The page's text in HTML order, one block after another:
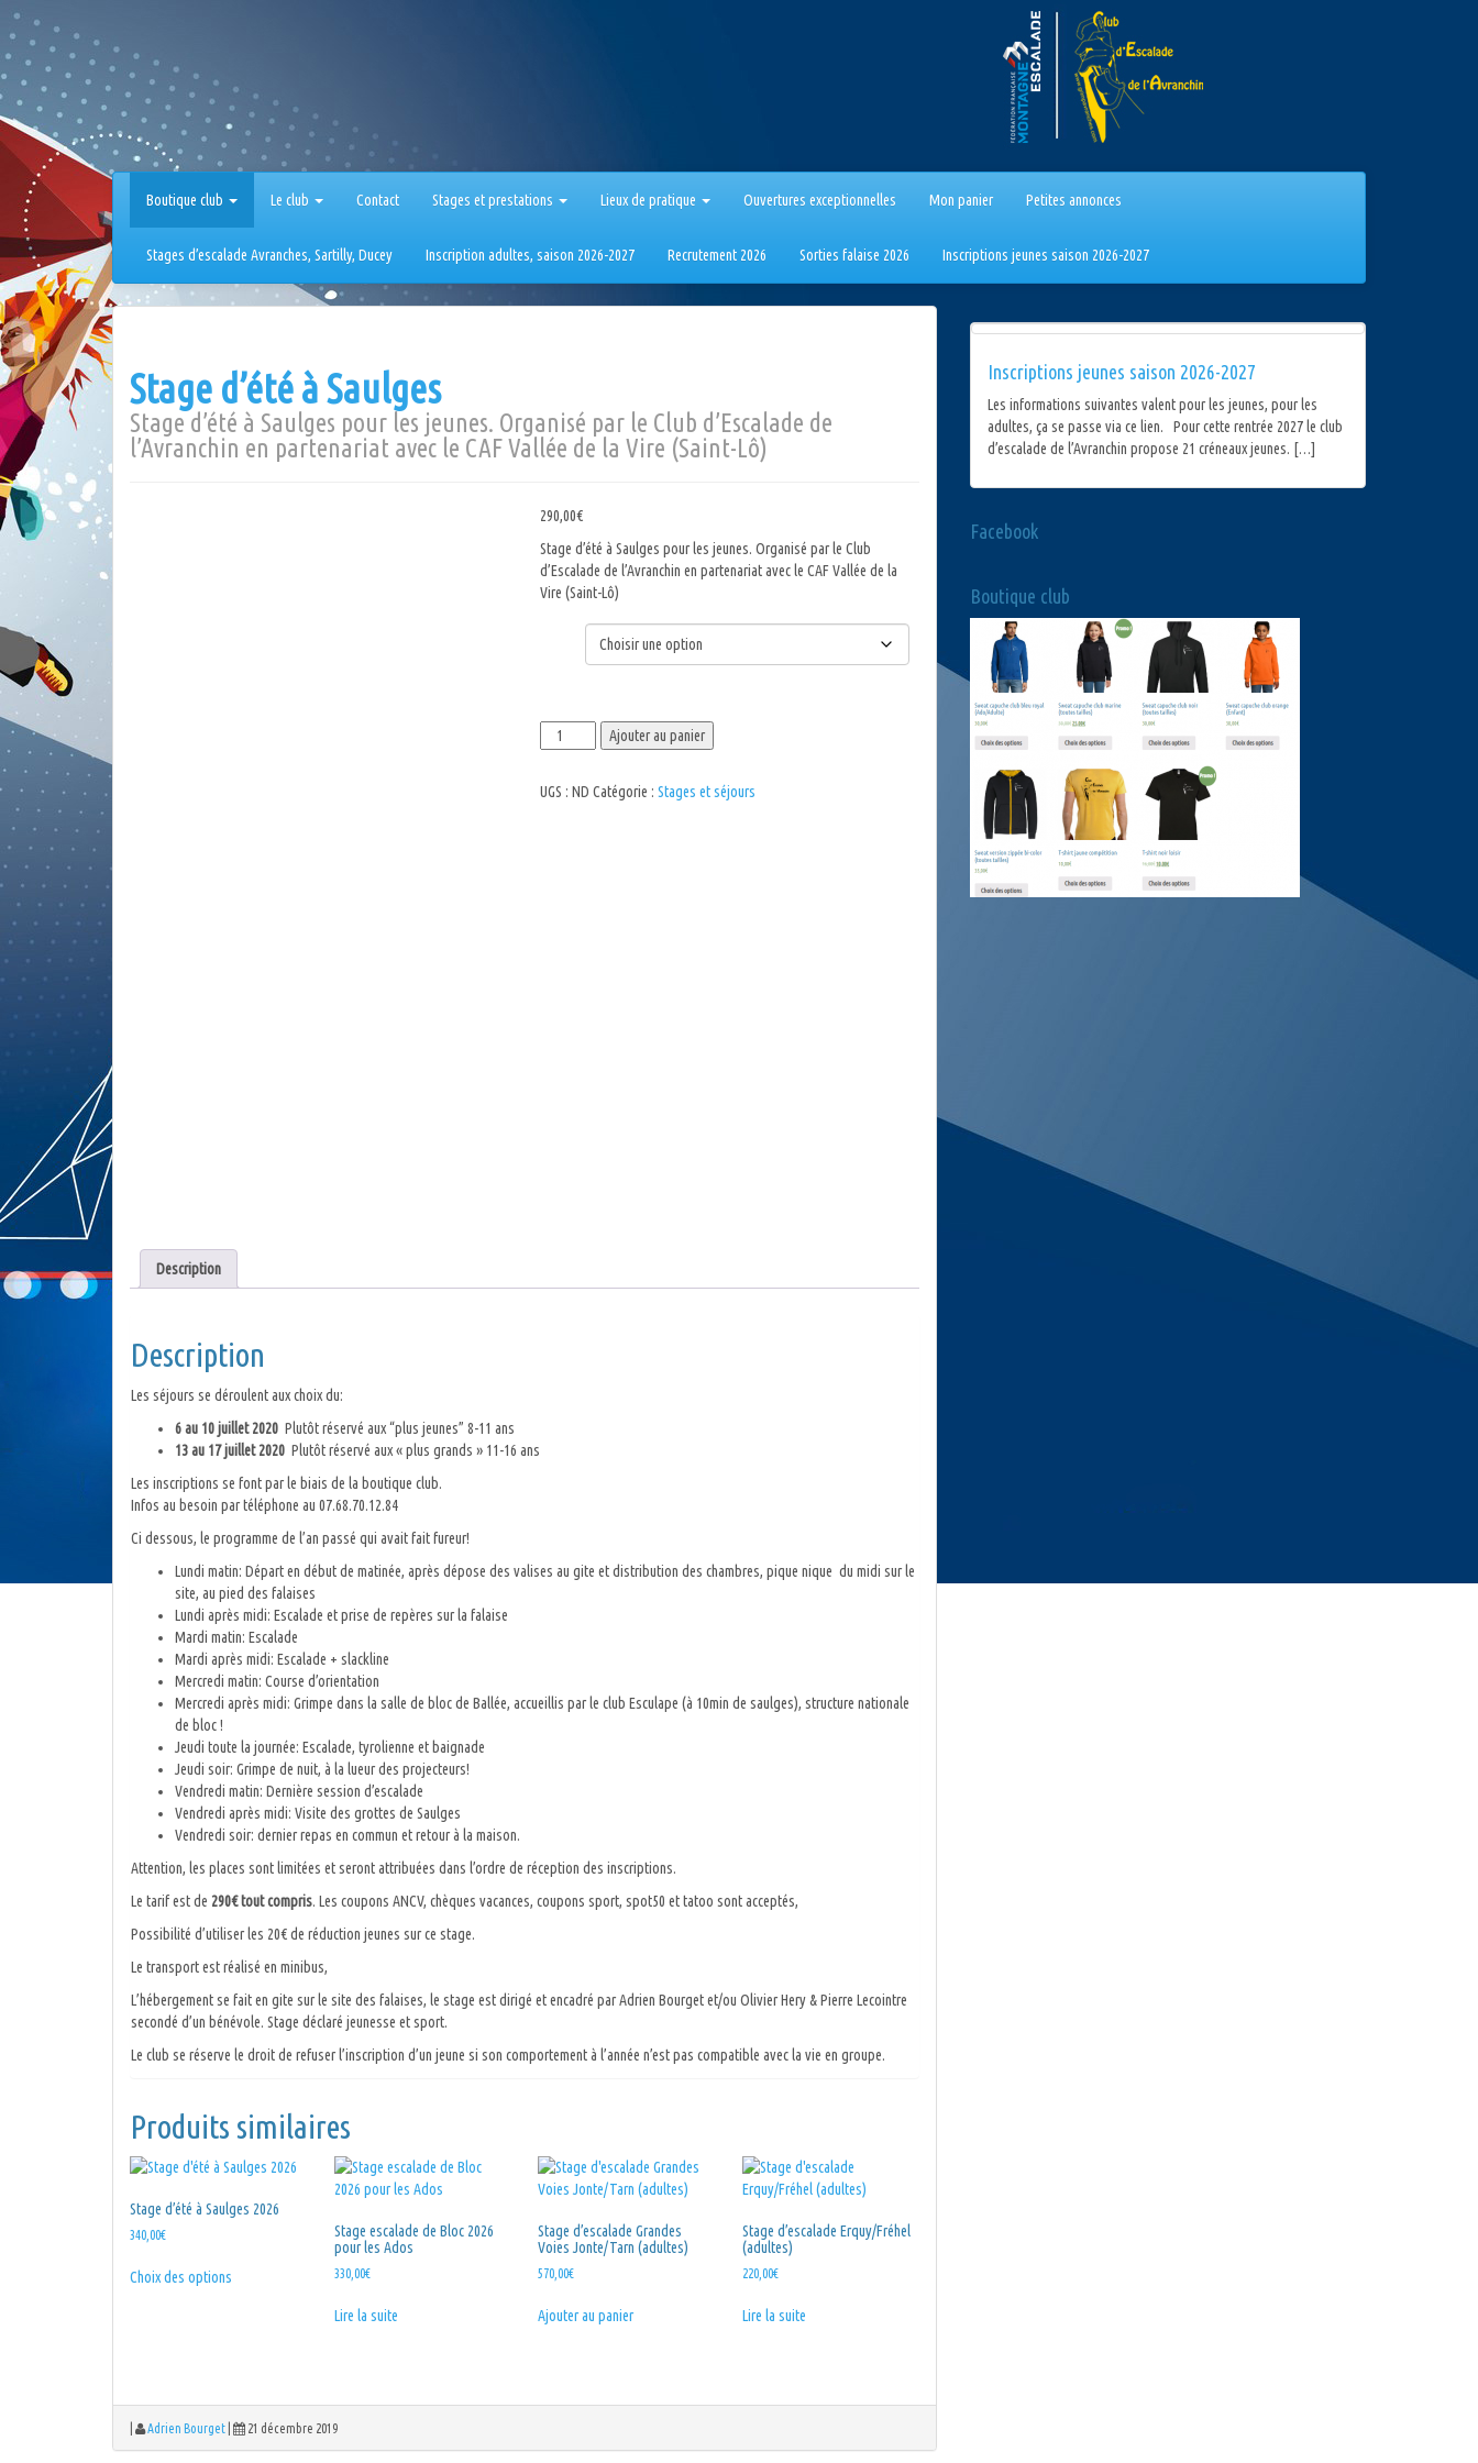
Aller
au
contenu
Boutique club Le club Contact Stages et prestations Lieux de pratique Ouvertures exceptionnelles Mon panier Petites annonces
Stages d’escalade Avranches, Sartilly, Ducey Inscription adultes, saison 2026-2027 Recrutement 2026 Sorties falaise 2026 Inscriptions jeunes saison 2026-2027
Stage d’été à Saulges
Stage d’été à Saulges pour les jeunes. Organisé par le Club d’Escalade de
l’Avranchin en partenariat avec le CAF Vallée de la Vire (Saint-Lô)
290,00€
Stage d’été à Saulges pour les jeunes. Organisé par le Club
d’Escalade de l’Avranchin en partenariat avec le CAF Vallée de la
Vire (Saint-Lô)
quantité
de
d'été
Ajouter au panier
UGS :ND Catégorie :Stages et séjours
Description
Description
Les séjours se déroulent aux choix du:
6 au 10 juillet 2020 Plutôt réservé aux “plus jeunes” 8-11 ans
13 au 17 juillet 2020 Plutôt réservé aux « plus grands » 11-16 ans
Les inscriptions se font par le biais de la boutique club.
Infos au besoin par téléphone au 07.68.70.12.84
Ci dessous, le programme de l’an passé qui avait fait fureur!
Lundi matin: Départ en début de matinée, après dépose des valises au gite et distribution des chambres, pique nique du midi sur le
site, au pied des falaises
Lundi après midi: Escalade et prise de repères sur la falaise
Mardi matin: Escalade
Mardi après midi: Escalade + slackline
Mercredi matin: Course d’orientation
Mercredi après midi: Grimpe dans la salle de bloc de Ballée, accueillis par le club Esculape (à 10min de saulges), structure nationale
de bloc !
Jeudi toute la journée: Escalade, tyrolienne et baignade
Jeudi soir: Grimpe de nuit, à la lueur des projecteurs!
Vendredi matin: Dernière session d’escalade
Vendredi après midi: Visite des grottes de Saulges
Vendredi soir: dernier repas en commun et retour à la maison.
Attention, les places sont limitées et seront attribuées dans l’ordre de réception des inscriptions.
Le tarif est de 290€ tout compris. Les coupons ANCV, chèques vacances, coupons sport, spot50 et tatoo sont acceptés,
Possibilité d’utiliser les 20€ de réduction jeunes sur ce stage.
Le transport est réalisé en minibus,
L’hébergement se fait en gite sur le site des falaises, le stage est dirigé et encadré par Adrien Bourget et/ou Olivier Hery & Pierre Lecointre
secondé d’un bénévole. Stage déclaré jeunesse et sport.
Le club se réserve le droit de refuser l’inscription d’un jeune si son comportement à l’année n’est pas compatible avec la vie en groupe.
Produits similaires
Stage d’été à Saulges 2026
340,00€
Choix des options
être
Stage escalade de Bloc 2026
pour les Ados
330,00€
Lire la suite
Stage d’escalade Grandes
Voies Jonte/Tarn (adultes)
570,00€
Ajouter au panier
Stage d’escalade Erquy/Fréhel
(adultes)
220,00€
Lire la suite
Adrien Bourget 21 décembre 2019
Inscriptions jeunes saison 2026-2027
Les informations suivantes valent pour les jeunes, pour les
adultes, ça se passe via ce lien. Pour cette rentrée 2027 le club
d’escalade de l’Avranchin propose 21 créneaux jeunes. […]
Facebook
Boutique club